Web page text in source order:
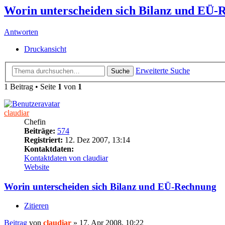
Worin unterscheiden sich Bilanz und EÜ-
Antworten
Druckansicht
Suche
Erweiterte Suche
1 Beitrag • Seite 1 von 1
claudiar
Chefin
Beiträge: 574
Registriert: 12. Dez 2007, 13:14
Kontaktdaten:
Kontaktdaten von claudiar
Website
Worin unterscheiden sich Bilanz und EÜ-Rechnung
Zitieren
Beitrag von claudiar » 17. Apr 2008, 10:22